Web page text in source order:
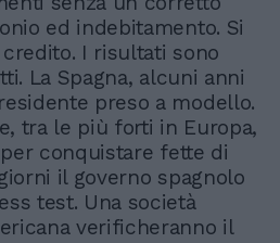
ed indebitamento. Si
I risultati sono
La Spagna, alcuni anni
preso a modello.
tra le più forti in Europa,
conquistare fette di
il governo spagnolo
test. Una società
verificheranno il